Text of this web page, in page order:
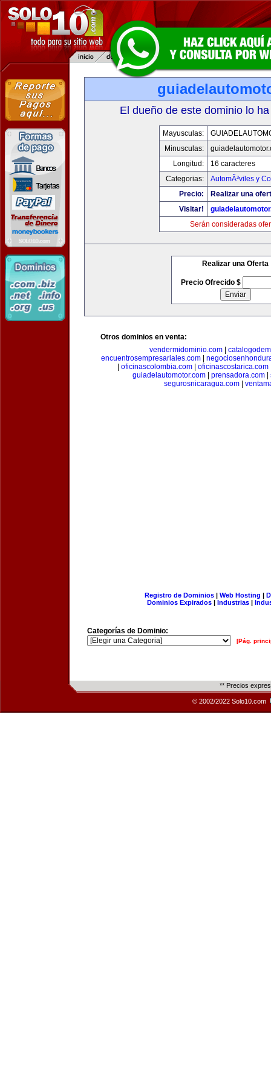
El dueño de este dominio lo
Mayusculas:
Minusculas:
Longitud:
16 caracteres
Categorias:
AutomÃ³viles y
Precio:
Realizar una
Visitar!
Serán consideradas
Realizar una Oferta
Precio Ofrecido $
Otros dominios en venta:
vendermidominio.com|
encuentrosempresariales.com|
oficinascolombia.com| oficinascostarica.com
guiadelautomotor.com
prensadora.com
segurosnicaragua.com
Registro de Dominios| Web Hosting |
Dominios Expirados | Industrias |
Categorías de Dominio:
[Pág.
** Precios
© 2002/2022 Solo10.com